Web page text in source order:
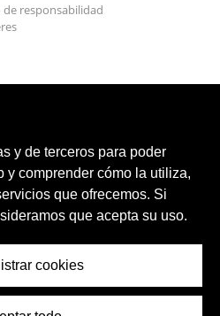
de responsabilidad
y de terceros para poder
y comprender cómo la utiliza,
que ofrecemos. Si
que acepta su uso.
cookies